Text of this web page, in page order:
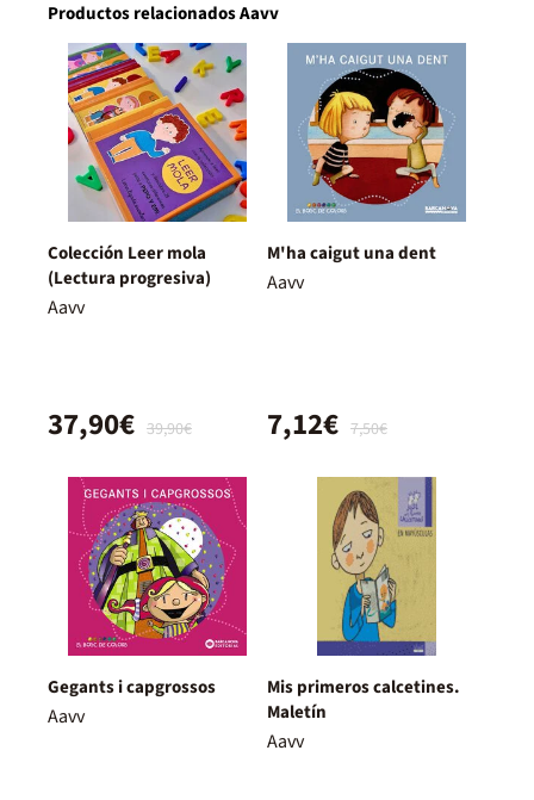
Productos relacionados Aavv
Colección Leer mola
(Lectura progresiva)
Aavv
39,90€
37,90€
M'ha caigut una dent
Aavv
7,50€
7,12€
Gegants i capgrossos
Aavv
Mis primeros calcetines.
Maletín
Aavv